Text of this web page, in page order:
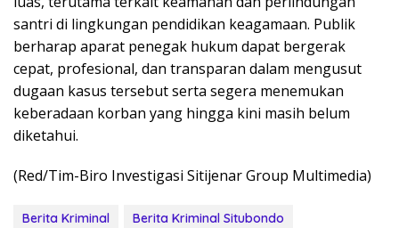
santri di lingkungan pendidikan keagamaan. Publik
berharap aparat penegak hukum dapat bergerak
cepat, profesional, dan transparan dalam mengusut
dugaan kasus tersebut serta segera menemukan
keberadaan korban yang hingga kini masih belum
diketahui.
(Red/Tim-Biro Investigasi Sitijenar Group Multimedia)
Berita Kriminal
Berita Kriminal Situbondo